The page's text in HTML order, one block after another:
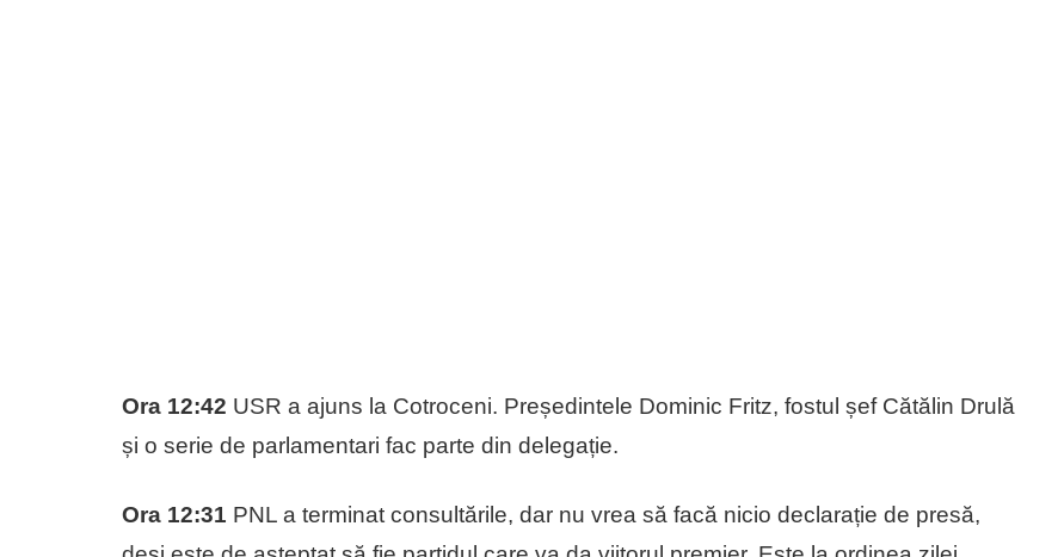
Ora 12:42 USR a ajuns la Cotroceni. Președintele Dominic Fritz, fostul șef Cătălin Drulă
și o serie de parlamentari fac parte din delegație.
Ora 12:31 PNL a terminat consultările, dar nu vrea să facă nicio declarație de presă,